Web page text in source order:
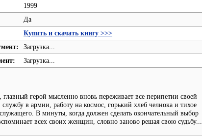
1999
Да
Купить и скачать книгу >>>
Загрузка...
Загрузка...
герой мысленно вновь переживает все перипетии своей
в армии, работу на космос, горький хлеб челнока и тихое
В минуты, когда должен сделать окончательный выбор
всех своих женщин, словно заново решая свою судьбу...